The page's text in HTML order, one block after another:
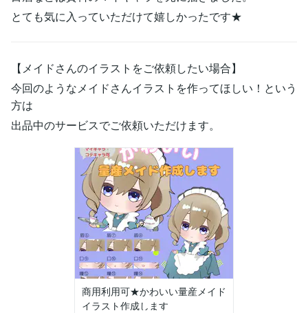
とても気に入っていただけて嬉しかったです★
【メイドさんのイラストをご依頼したい場合】
今回のようなメイドさんイラストを作ってほしい！という
方は
出品中のサービスでご依頼いただけます。
商用利用可★かわいい量産メイド
イラスト作成します